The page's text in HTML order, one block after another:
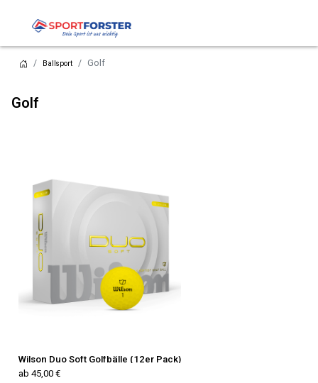
Ballsport Golf
Golf
Wilson Duo Soft Golfbälle (12er Pack)
ab 45,00 €